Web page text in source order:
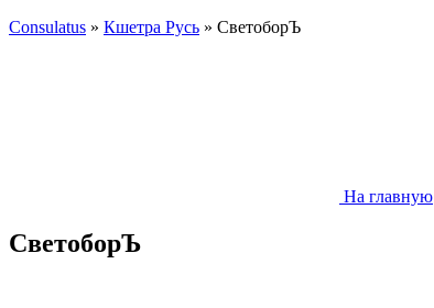
Consulatus » Кшетра Русь » СветоборЪ
На главную
СветоборЪ